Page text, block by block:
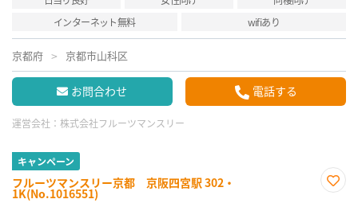
インターネット無料
wifiあり
京都府 京都市山科区
お問合わせ 電話する
運営会社： 株式会社フルーツマンスリー
キャンペーン
フルーツマンスリー京都 京阪四宮駅 302・
1K(No.1016551)